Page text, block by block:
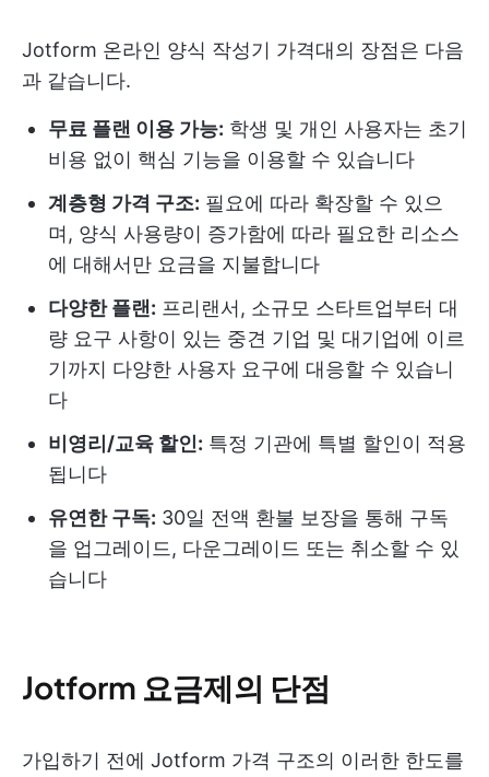
Jotform 온라인 양식 작성기 가격대의 장점은 다음
과 같습니다.
무료 플랜 이용 가능: 학생 및 개인 사용자는 초기
비용 없이 핵심 기능을 이용할 수 있습니다
계층형 가격 구조: 필요에 따라 확장할 수 있으
며, 양식 사용량이 증가함에 따라 필요한 리소스
에 대해서만 요금을 지불합니다
다양한 플랜: 프리랜서, 소규모 스타트업부터 대
량 요구 사항이 있는 중견 기업 및 대기업에 이르
기까지 다양한 사용자 요구에 대응할 수 있습니
다
비영리/교육 할인: 특정 기관에 특별 할인이 적용
됩니다
유연한 구독: 30일 전액 환불 보장을 통해 구독
을 업그레이드, 다운그레이드 또는 취소할 수 있
습니다
Jotform 요금제의 단점
가입하기 전에 Jotform 가격 구조의 이러한 한도를